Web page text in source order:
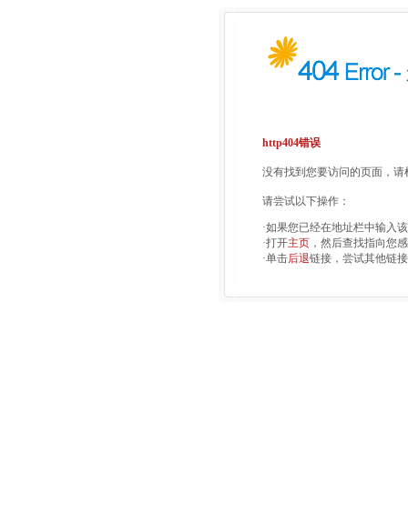
http404错误
没有找到您要访问的页面，
请尝试以下操作：
·如果您已经在地址栏中输入
·打开主页 ，然后查找指向您
·单击后退链接，尝试其他链